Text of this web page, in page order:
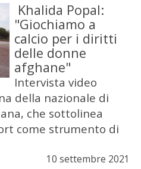
Khalida Popal:
"Giochiamo a
calcio per i diritti
delle donne
afghane"
Intervista video
della nazionale di
che sottolinea
come strumento di
10 settembre 2021